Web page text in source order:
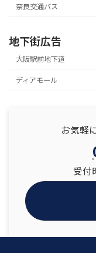
奈良交通バス
地下街広告
大阪駅前地下道
ディアモール
お気軽
受付